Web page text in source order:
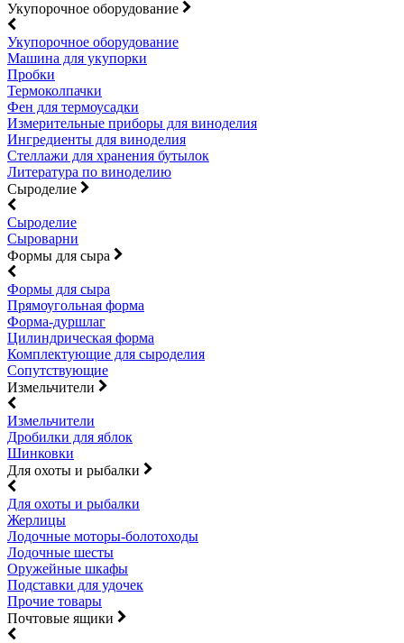
Укупорочное оборудование
Укупорочное оборудование
Машина для укупорки
Пробки
Термоколпачки
Фен для термоусадки
Измерительные приборы для виноделия
Ингредиенты для виноделия
Стеллажи для хранения бутылок
Литература по виноделию
Сыроделие
Сыроделие
Сыроварни
Формы для сыра
Формы для сыра
Прямоугольная форма
Форма-дуршлаг
Цилиндрическая форма
Комплектующие для сыроделия
Сопутствующие
Измельчители
Измельчители
Дробилки для яблок
Шинковки
Для охоты и рыбалки
Для охоты и рыбалки
Жерлицы
Лодочные моторы-болотоходы
Лодочные шесты
Оружейные шкафы
Подставки для удочек
Прочие товары
Почтовые ящики